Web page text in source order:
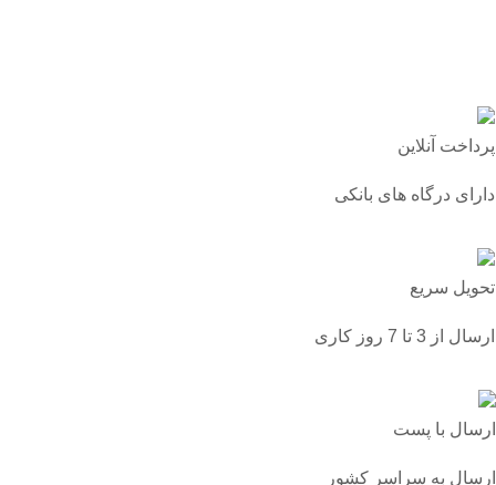
پرداخت آنلاین
دارای درگاه های بانکی
تحویل سریع
ارسال از 3 تا 7 روز کاری
ارسال با پست
ارسال به سراسر کشور